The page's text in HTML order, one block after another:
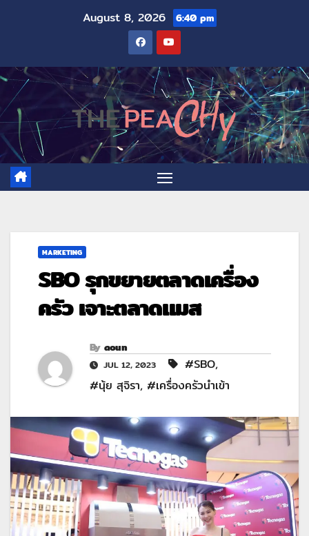
August 8, 2026 6:40 pm
MARKETING
SBO รุกขยายตลาดเครื่อง
ครัว เจาะตลาดแมส
By aoun
JUL 12, 2023 #SBO,
#นุ้ย สุจิรา, #เครื่องครัวนำเข้า